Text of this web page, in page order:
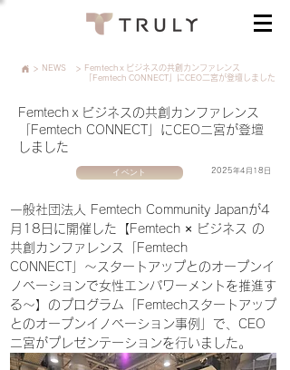
> NEWS > Femtechｘビジネスの共創カンファレンス
「Femtech CONNECT」にCEO二宮が登壇しました
Femtechｘビジネスの共創カンファレンス
「Femtech CONNECT」にCEO二宮が登壇
しました
イベント 2025年4月18日
一般社団法人 Femtech Community Japanが4
月18日に開催した【Femtech × ビジネス の
共創カンファレンス「Femtech
CONNECT」〜スタートアップとのオープンイ
ノベーションで女性エンパワーメントを推進す
る〜】のプログラム「Femtechスタートアップ
とのオープンイノベーション事例」で、CEO
二宮がプレゼンテーションを行いました。